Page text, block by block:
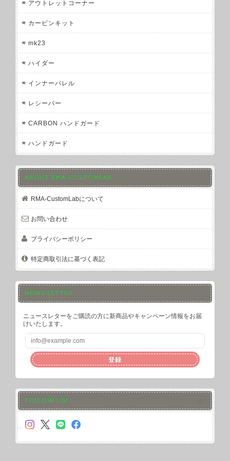
アウトレットコーナー
カービンキット
mk23
ハイダー
インナーバレル
レシーバー
CARBON ハンドガード
ハンドガード
ABOUT RMA-CUSTOMLAB
RMA-CustomLabについて
お問い合わせ
プライバシーポリシー
特定商取引法に基づく表記
NEWS LETTER
ニュースレターをご購読の方に新商品やキャンペーン情報をお届
けいたします。
登録
FOLLOW US!